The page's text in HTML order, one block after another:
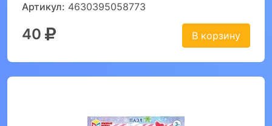
Артикул: 4630395058773
40 В корзину